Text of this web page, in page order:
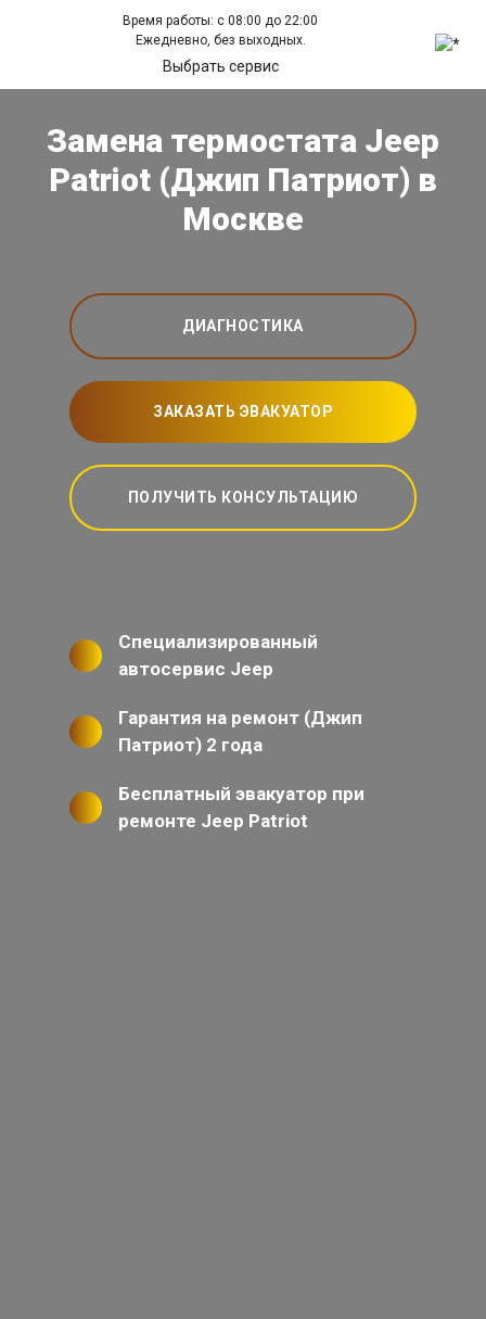
Время работы: с 08:00 до 22:00
Ежедневно, без выходных.
Выбрать сервис
Замена термостата Jeep
Patriot (Джип Патриот) в
Москве
ДИАГНОСТИКА
ЗАКАЗАТЬ ЭВАКУАТОР
ПОЛУЧИТЬ КОНСУЛЬТАЦИЮ
Специализированный
автосервис Jeep
Гарантия на ремонт (Джип
Патриот) 2 года
Бесплатный эвакуатор при
ремонте Jeep Patriot